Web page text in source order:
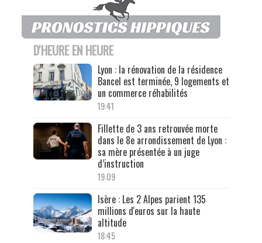
D'HEURE EN HEURE
Lyon : la rénovation de la résidence
Bancel est terminée, 9 logements et
un commerce réhabilités
19:41
Fillette de 3 ans retrouvée morte
dans le 8e arrondissement de Lyon :
sa mère présentée à un juge
d’instruction
19:09
Isère : Les 2 Alpes parient 135
millions d'euros sur la haute
altitude
18:45